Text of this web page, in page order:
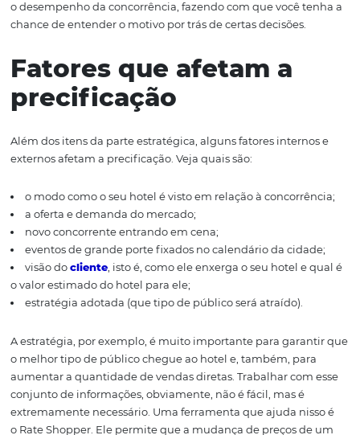
hotel, causando uma grande flutuação em certos
precisa ser considerado e calculado no momento da
A análise da
concorrência
mesmas ferramentas usadas pelos hóspedes para
e
reservar hotéispodem ser feitas para isso, além de
cuidados, como o acompanhamento da newsletter e
sociais do concorrente. É claro que algumas
vendas e de marketing digital podem ajudar a
o desempenho da concorrência, fazendo com que você
Fatores que afetam a
precificação